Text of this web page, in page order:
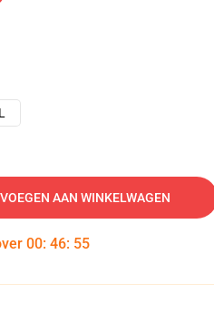
AAN WINKELWAGEN
00: 46: 54